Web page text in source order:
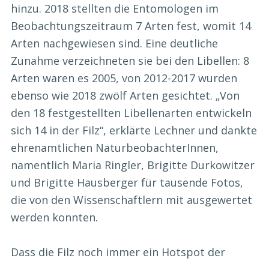
hinzu. 2018 stellten die Entomologen im
Beobachtungszeitraum 7 Arten fest, womit 14
Arten nachgewiesen sind. Eine deutliche
Zunahme verzeichneten sie bei den Libellen: 8
Arten waren es 2005, von 2012-2017 wurden
ebenso wie 2018 zwölf Arten gesichtet. „Von
den 18 festgestellten Libellenarten entwickeln
sich 14 in der Filz“, erklärte Lechner und dankte
ehrenamtlichen NaturbeobachterInnen,
namentlich Maria Ringler, Brigitte Durkowitzer
und Brigitte Hausberger für tausende Fotos,
die von den Wissenschaftlern mit ausgewertet
werden konnten.
Dass die Filz noch immer ein Hotspot der